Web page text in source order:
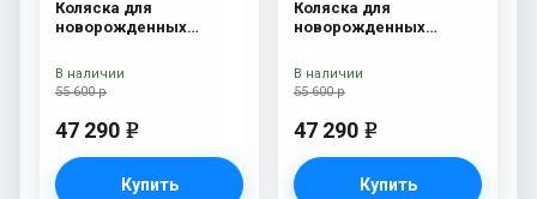
Коляска для
новорожденных
Grey
55 600 р
47 290 e
Купить
В наличии
Коляска для
новорожденных
Denim
55 600 р
47 290 e
Купить
В наличии